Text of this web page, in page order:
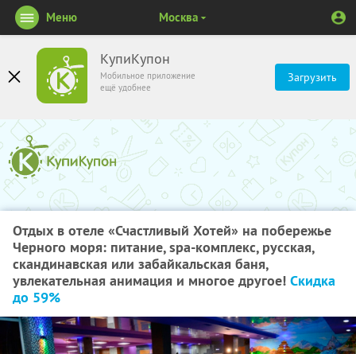
КупиКупон
Мобильное приложение
ещё удобнее
Загрузить
Меню Москва
Отдых в отеле «Счастливый Хотей» на побережье
Черного моря: питание, spa-комплекс, русская,
скандинавская или забайкальская баня,
увлекательная анимация и многое другое! Скидка
до 59%